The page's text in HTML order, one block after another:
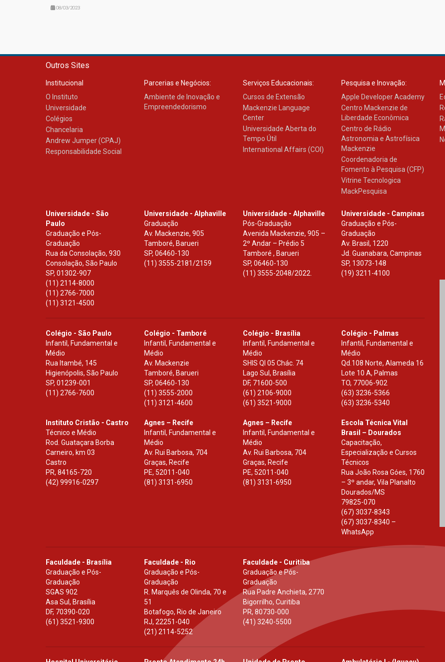
08/03/2023
Outros Sites
Institucional
O Instituto
Universidade
Colégios
Chancelaria
Andrew Jumper (CPAJ)
Responsabilidade Social
Parcerias e Negócios:
Ambiente de Inovação e
Empreendedorismo
Serviços Educacionais:
Cursos de Extensão
Mackenzie Language
Center
Universidade Aberta do
Tempo Útil
International Affairs (COI)
Pesquisa e Inovação:
Apple Developer Academy
Centro Mackenzie de
Liberdade Econômica
Centro de Rádio
Astronomia e Astrofísica
Mackenzie
Coordenadoria de
Fomento à Pesquisa (CFP)
Vitrine Tecnologica
MackPesquisa
Universidade - São
Paulo
Graduação e Pós-
Graduação
Rua da Consolação, 930
Consolação, São Paulo
SP, 01302-907
(11) 2114-8000
(11) 2766-7000
(11) 3121-4500
Universidade - Alphaville
Graduação
Av. Mackenzie, 905
Tamboré, Barueri
SP,06460-130
(11) 3555-2181/2159
Universidade - Alphaville
Pós-Graduação
Avenida Mackenzie, 905 –
2º Andar – Prédio 5
Tamboré , Barueri
SP, 06460-130
(11) 3555-2048/2022.
Universidade - Campinas
Graduação e Pós-
Graduação
Av. Brasil, 1220
Jd. Guanabara, Campinas
SP, 13073-148
(19) 3211-4100
Colégio - São Paulo
Infantil, Fundamental e
Médio
Rua Itambé, 145
Higienópolis, São Paulo
SP, 01239-001
(11) 2766-7600
Colégio - Tamboré
Infantil, Fundamental e
Médio
Av. Mackenzie
Tamboré, Barueri
SP,06460-130
(11) 3555-2000
(11) 3121-4600
Colégio - Brasília
Infantil, Fundamental e
Médio
SHIS Ql 05 Chác. 74
Lago Sul, Brasília
DF, 71600-500
(61) 2106-9000
(61) 3521-9000
Colégio - Palmas
Infantil, Fundamental e
Médio
Qd.108 Norte, Alameda 16
Lote 10 A, Palmas
TO, 77006-902
(63) 3236-5366
(63) 3236-5340
Instituto Cristão - Castro
Técnico e Médio
Rod. Guataçara Borba
Carneiro, km 03
Castro
PR, 84165-720
(42) 99916-0297
Agnes – Recife
Infantil, Fundamental e
Médio
Av. Rui Barbosa, 704
Graças, Recife
PE, 52011-040
(81) 3131-6950
Agnes – Recife
Infantil, Fundamental e
Médio
Av. Rui Barbosa, 704
Graças, Recife
PE, 52011-040
(81) 3131-6950
Escola Técnica Vital
Brasil – Dourados
Capacitação,
Especialização e Cursos
Técnicos
Rua João Rosa Góes, 1760
– 3º andar, Vila Planalto
Dourados/MS
79825-070
(67) 3037-8343
(67) 3037-8340 –
WhatsApp
Faculdade - Brasília
Graduação e Pós-
Graduação
SGAS 902
Asa Sul, Brasília
DF, 70390-020
(61) 3521-9300
Faculdade - Rio
Graduação e Pós-
Graduação
R. Marquês de Olinda, 70 e
51
Botafogo, Rio de Janeiro
RJ,22251-040
(21) 2114-5252
Faculdade - Curitiba
Graduação e Pós-
Graduação
Rua Padre Anchieta, 2770
Bigorrilho, Curitiba
PR, 80730-000
(41) 3240-5500